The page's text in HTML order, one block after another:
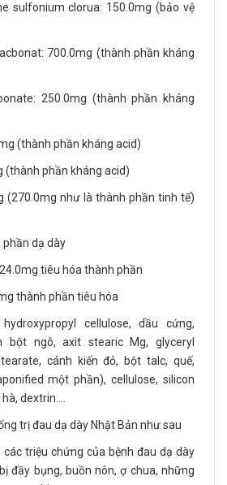
sulfonium clorua: 150.0mg (bảo vệ
700.0mg (thành phần kháng
250.0mg (thành phần kháng
(thành phần kháng acid)
(thành phần kháng acid)
(270.0mg như là thành phần tinh tế)
phần dạ dày
tiêu hóa thành phần
thành phần tiêu hóa
cellulose, dầu cứng,
bột ngô, axit stearic Mg, glyceryl
cánh kiến đỏ, bột talc, quế,
một phần), cellulose, silicon
dextrin….
trị đau dạ dày Nhật Bản như sau
triệu chứng của bệnh đau dạ dày
đầy bụng, buồn nôn, ợ chua, những